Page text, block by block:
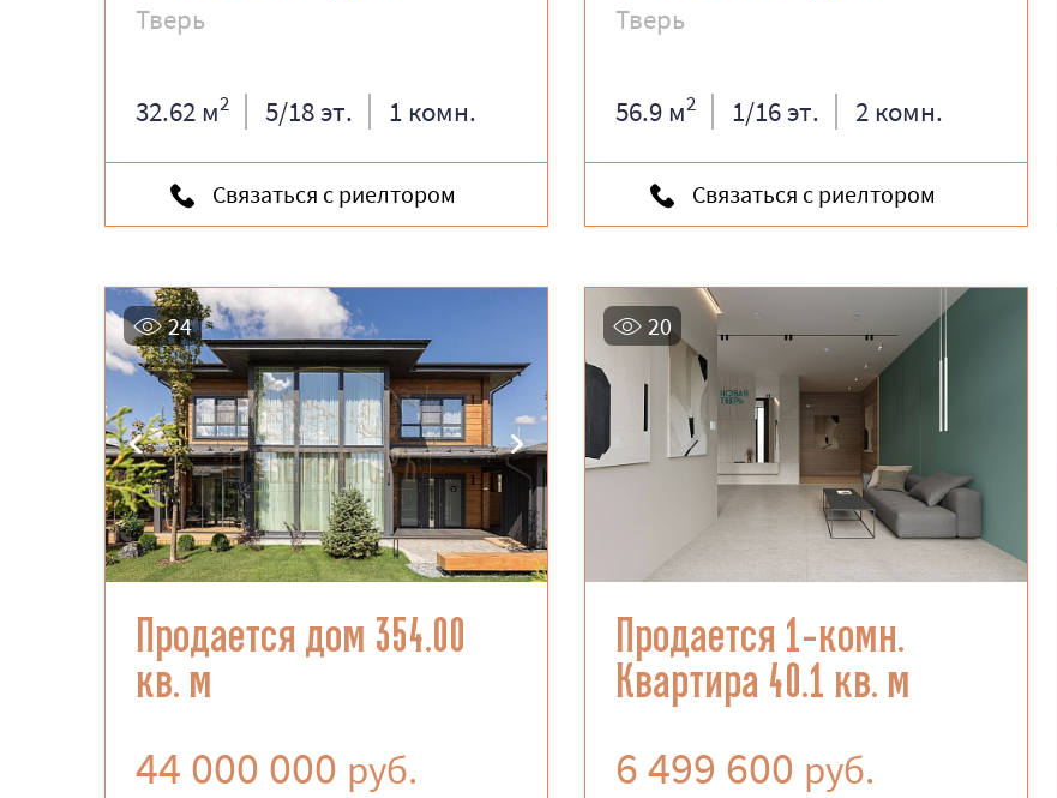
Тверь
32.62 м2 5/18 эт. 1 комн.
Связаться с риелтором
Тверь
56.9 м2 1/16 эт. 2 комн.
Связаться с риелтором
24
Продается дом 354.00
кв. м
44 000 000 руб.
20
Продается 1-комн.
Квартира 40.1 кв. м
6 499 600 руб.